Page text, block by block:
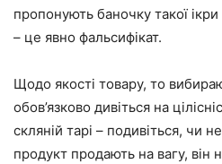
пропонують баночку такої
– це явно фальсифікат.
Щодо якості товару, то
обов’язково дивіться на
скляній тарі – подивіться, чи
продукт продають на вагу, він